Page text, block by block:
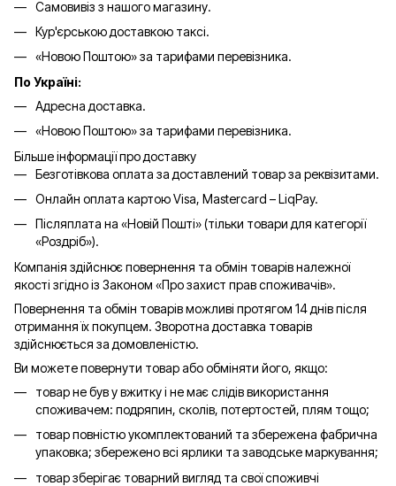
Самовивіз з нашого магазину.
Кур'єрською доставкою таксі.
«Новою Поштою» за тарифами перевізника.
По Україні:
Адресна доставка.
«Новою Поштою» за тарифами перевізника.
Більше інформації про доставку
Безготівкова оплата за доставлений товар за реквізитами.
Онлайн оплата картою Visa, Mastercard – LiqPay.
Післяплата на «Новій Пошті» (тільки товари для категорії
«Роздріб»).
Компанія здійснює повернення та обмін товарів належної
якості згідно із Законом «Про захист прав споживачів».
Повернення та обмін товарів можливі протягом 14 днів після
отримання їх покупцем. Зворотна доставка товарів
здійснюється за домовленістю.
Ви можете повернути товар або обміняти його, якщо:
товар не був у вжитку і не має слідів використання
споживачем: подряпин, сколів, потертостей, плям тощо;
товар повністю укомплектований та збережена фабрична
упаковка; збережено всі ярлики та заводське маркування;
товар зберігає товарний вигляд та свої споживчі